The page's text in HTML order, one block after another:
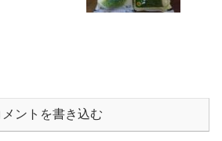
メントを書き込む